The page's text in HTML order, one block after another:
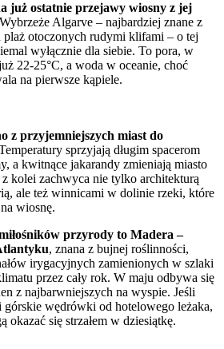
już ostatnie przejawy wiosny z jej
Wybrzeże Algarve – najbardziej znane z
plaż otoczonych rudymi klifami – o tej
wyłącznie dla siebie. To pora, w
22-25°C, a woda w oceanie, choć
na pierwsze kąpiele.
z przyjemniejszych miast do
sprzyjają długim spacerom
a kwitnące jakarandy zmieniają miasto
kolei zachwyca nie tylko architekturą
ale też winnicami w dolinie rzeki, które
wiosnę.
przyrody to Madera –
, znana z bujnej roślinności,
irygacyjnych zamienionych w szlaki
przez cały rok. W maju odbywa się
z najbarwniejszych na wyspie. Jeśli
wędrówki od hotelowego leżaka,
okazać się strzałem w dziesiątkę.